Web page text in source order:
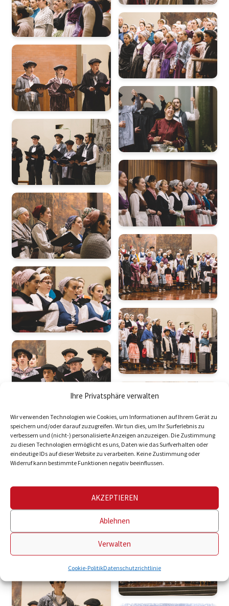
Ihre Privatsphäre verwalten
Wir verwenden Technologien wie Cookies, um Informationen auf Ihrem Gerät zu
speichern und/oder darauf zuzugreifen. Wir tun dies, um Ihr Surferlebnis zu
verbessern und (nicht-) personalisierte Anzeigen anzuzeigen. Die Zustimmung
zu diesen Technologien ermöglicht es uns, Daten wie das Surfverhalten oder
eindeutige IDs auf dieser Website zu verarbeiten. Keine Zustimmung oder
Widerruf kann bestimmte Funktionen negativ beeinflussen.
AKZEPTIEREN
Ablehnen
Verwalten
Cookie-PolitikDatenschutzrichtlinie